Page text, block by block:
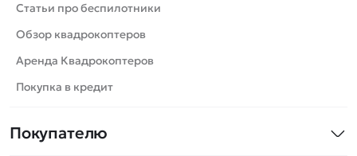
Катера
Роботы
Самолеты
Сборные модели
Спецтехника
Статьи про беспилотники
Обзор квадрокоптеров
Аренда Квадрокоптеров
Покупка в кредит
Покупателю